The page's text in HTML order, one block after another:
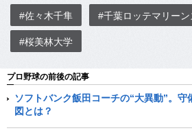
#佐々木千隼 #千葉ロッテマリーン
#桜美林大学
プロ野球の前後の記事
ソフトバンク飯田コーチの“大異動”。
図とは？